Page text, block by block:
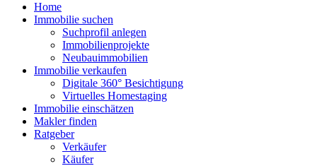
Home
Immobilie suchen
Suchprofil anlegen
Immobilienprojekte
Neubauimmobilien
Immobilie verkaufen
Digitale 360° Besichtigung
Virtuelles Homestaging
Immobilie einschätzen
Makler finden
Ratgeber
Verkäufer
Käufer